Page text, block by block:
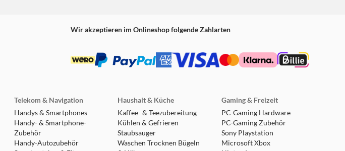
Wir akzeptieren im Onlineshop folgende Zahlarten
Telekom & Navigation
Handys & Smartphones
Handy- & Smartphone-
Zubehör
Handy-Autozubehör
Haushalt & Küche
Kaffee- & Teezubereitung
Kühlen & Gefrieren
Staubsauger
Waschen Trocknen Bügeln
Gaming & Freizeit
PC-Gaming Hardware
PC-Gaming Zubehör
Sony Playstation
Microsoft Xbox